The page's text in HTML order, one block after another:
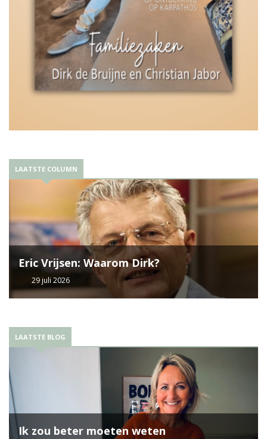
LAATSTE COLUMN
Eric Vrijsen: Waarom Dirk?
29 juli 2026
LAATSTE BLOG
Ik zou beter moeten weten